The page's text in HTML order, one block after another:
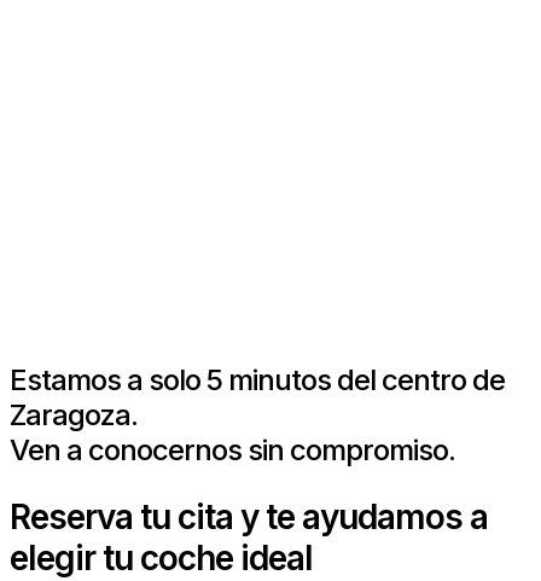
Estamos a solo 5 minutos del centro de
Zaragoza.
Ven a conocernos sin compromiso.
Reserva tu cita y te ayudamos a
elegir tu coche ideal